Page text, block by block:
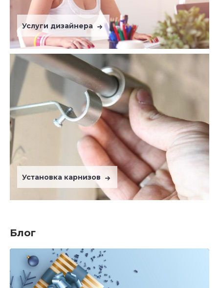
Услуги дизайнера
Установка карнизов
Блог